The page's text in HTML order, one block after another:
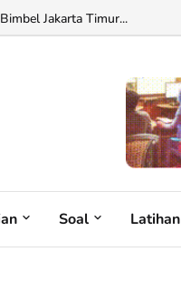
Jakarta Timur...
Soal Latihan